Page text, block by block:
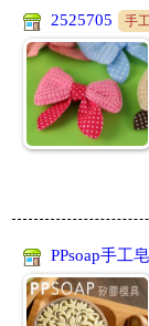
2525705
手
PPsoap手工